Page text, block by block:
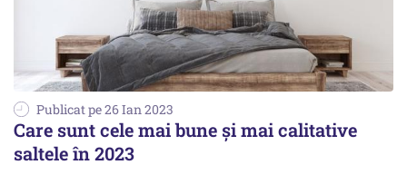
Publicat pe 26 Ian 2023
Care sunt cele mai bune și mai calitative
saltele în 2023